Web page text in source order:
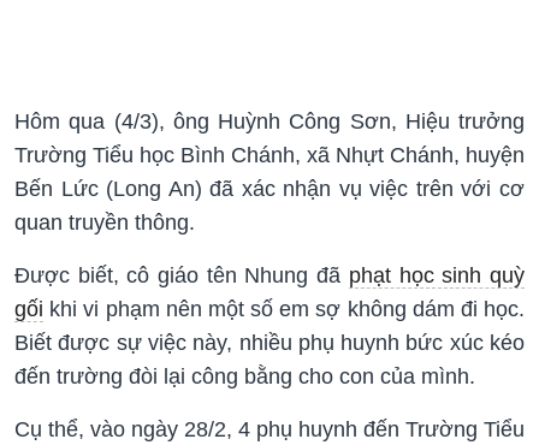
Hôm qua (4/3), ông Huỳnh Công Sơn, Hiệu trưởng
Trường Tiểu học Bình Chánh, xã Nhựt Chánh, huyện
Bến Lức (Long An) đã xác nhận vụ việc trên với cơ
quan truyền thông.
Được biết, cô giáo tên Nhung đã phạt học sinh quỳ
gối khi vi phạm nên một số em sợ không dám đi học.
Biết được sự việc này, nhiều phụ huynh bức xúc kéo
đến trường đòi lại công bằng cho con của mình.
Cụ thể, vào ngày 28/2, 4 phụ huynh đến Trường Tiểu